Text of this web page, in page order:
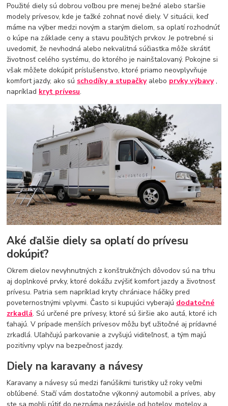
Použité diely sú dobrou voľbou pre menej bežné alebo staršie
modely prívesov, kde je ťažké zohnať nové diely. V situácii, keď
máme na výber medzi novým a starým dielom, sa oplatí rozhodnúť
o kúpe na základe ceny a stavu použitých prvkov. Je potrebné si
uvedomiť, že nevhodná alebo nekvalitná súčiastka môže skrátiť
životnosť celého systému, do ktorého je nainštalovaný. Pokojne si
však môžete dokúpiť príslušenstvo, ktoré priamo neovplyvňuje
komfort jazdy, ako sú schodíky a stupačkyalebo prvky výbavy,
napríklad kryt prívesu.
Aké ďalšie diely sa oplatí do prívesu
dokúpiť?
Okrem dielov nevyhnutných z konštrukčných dôvodov sú na trhu
aj doplnkové prvky, ktoré dokážu zvýšiť komfort jazdy a životnosť
prívesu. Patria sem napríklad kryty chrániace háčiky pred
poveternostnými vplyvmi. Často si kupujúci vyberajú dodatočné
zrkadlá. Sú určené pre prívesy, ktoré sú širšie ako autá, ktoré ich
ťahajú. V prípade menších prívesov môžu byť užitočné aj prídavné
zrkadlá. Uľahčujú parkovanie a zvyšujú viditeľnosť, a tým majú
pozitívny vplyv na bezpečnosť jazdy.
Diely na karavany a návesy
Karavany a návesy sú medzi fanúšikmi turistiky už roky veľmi
obľúbené. Stačí vám dostatočne výkonný automobil a príves, aby